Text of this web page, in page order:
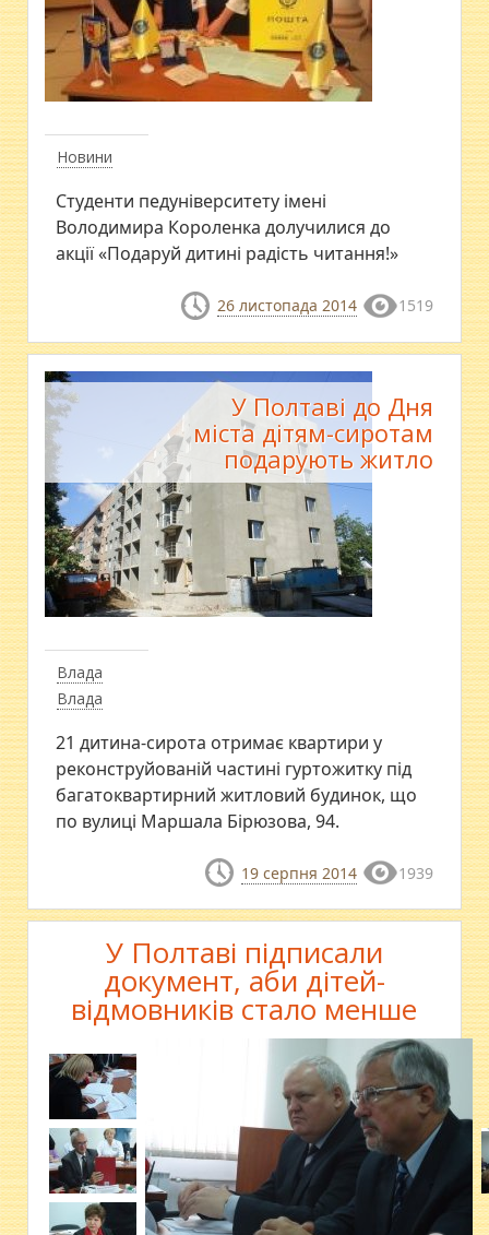
Новини
Студенти педуніверситету імені
Володимира Короленка долучилися до
акції «Подаруй дитині радість читання!»
26 листопада 2014 1519
Влада
Влада
У Полтаві до Дня
міста дітям-сиротам
подарують житло
21 дитина-сирота отримає квартири у
реконструйованій частині гуртожитку під
багатоквартирний житловий будинок, що
по вулиці Маршала Бірюзова, 94.
19 серпня 2014 1939
У Полтаві підписали
документ, аби дітей-
відмовників стало менше